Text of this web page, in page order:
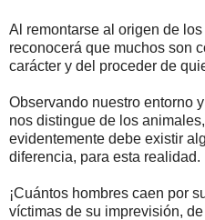
Al remontarse al origen de
reconocerá que muchos son
carácter y del proceder de
Observando nuestro entorno
nos distingue de los
evidentemente debe existir
diferencia, para esta realidad.
¡Cuántos hombres caen por
víctimas de su imprevisión,